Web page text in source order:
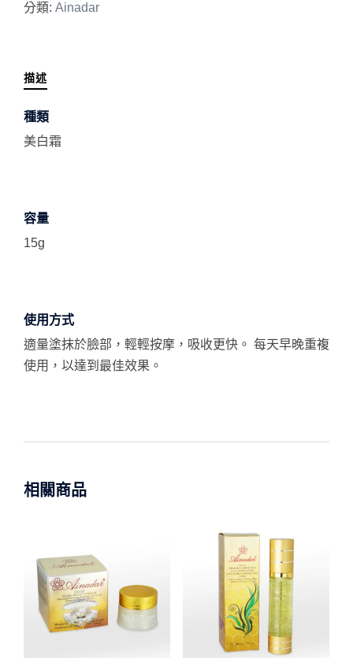
分類: Ainadar
描述
種類
美白霜
容量
15g
使用方式
適量塗抹於臉部，輕輕按摩，吸收更快。 每天早晚重複
使用，以達到最佳效果。
相關商品